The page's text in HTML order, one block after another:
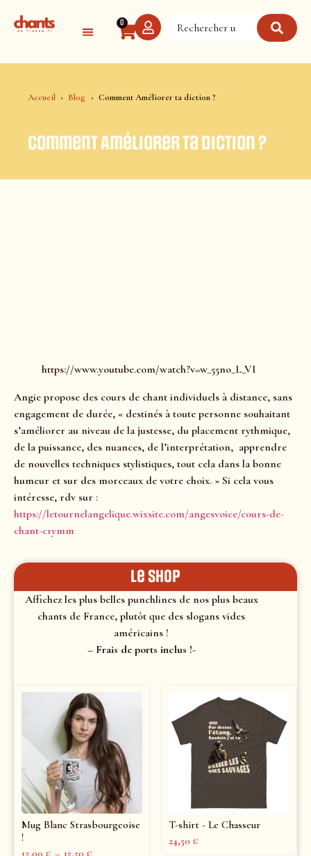
0
Accueil Blog Comment Améliorer ta diction ?
Comment Améliorer ta diction ?
https://www.youtube.com/watch?v=w_55no_L_VI
Angie propose des cours de chant individuels à distance, sans
engagement de durée, « destinés à toute personne souhaitant
s’améliorer au niveau de la justesse, du placement rythmique,
de la puissance, des nuances, de l’interprétation, apprendre
de nouvelles techniques stylistiques, tout cela dans la bonne
humeur et sur des morceaux de votre choix. » Si cela vous
intéresse, rdv sur :
https://letournelangelique.wixsite.com/angesvoice/cours-de-
chant-c1ymm
le shop
Affichez les plus belles punchlines de nos plus beaux
chants de France, plutôt que des slogans vides
américains !
– Frais de ports inclus !-
Mug Blanc Strasbourgeoise
!
12,00 € – 15,50 €
T-shirt - Le Chasseur
24,50 €